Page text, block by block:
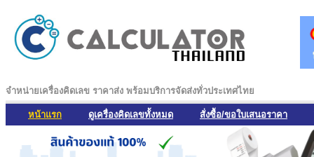
จำหน่ายเครื่องคิดเลข ราคาส่ง พร้อมบริการจัดส่งทั่วประเทศไทย
หน้าแรก ดูเครื่องคิดเลขทั้งหมด สั่งซื้อ/ขอใบเสนอราคา